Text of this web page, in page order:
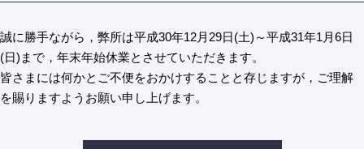
誠に勝手ながら，弊所は平成30年12月29日(土)～平成31年1月6日
(日)まで，年末年始休業とさせていただきます。
皆さまには何かとご不便をおかけすることと存じますが，ご理解
を賜りますようお願い申し上げます。